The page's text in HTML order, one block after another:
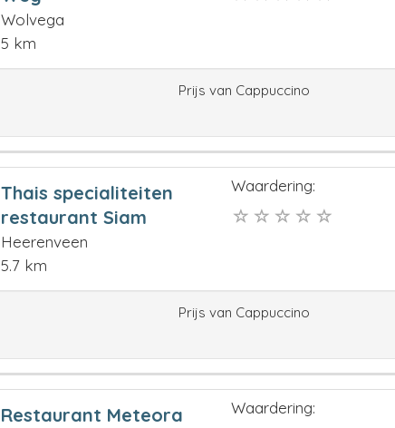
Wolvega
5 km
Prijs van Cappuccino
Thais specialiteiten
restaurant Siam
Heerenveen
5.7 km
Waardering:
Prijs van Cappuccino
Restaurant Meteora Waardering: